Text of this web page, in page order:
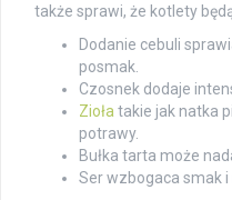
także sprawi, że kotlety
Dodanie cebuli
posmak.
Czosnek dodaje
Zioła takie jak natka
potrawy.
Bułka tarta może
Ser wzbogaca smak